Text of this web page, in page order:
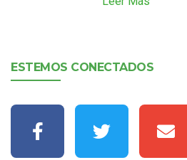
ESTEMOS CONECTADOS